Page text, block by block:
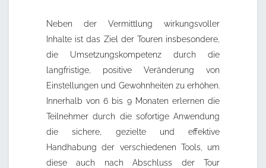
Neben der Vermittlung wirkungsvoller
Inhalte ist das Ziel der Touren insbesondere,
die Umsetzungskompetenz durch die
langfristige, positive Veränderung von
Einstellungen und Gewohnheiten zu erhöhen.
Innerhalb von 6 bis 9 Monaten erlernen die
Teilnehmer durch die sofortige Anwendung
die sichere, gezielte und effektive
Handhabung der verschiedenen Tools, um
diese auch nach Abschluss der Tour